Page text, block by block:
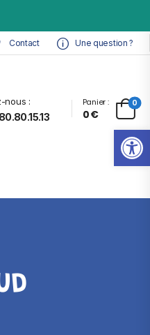
Contact Une question ?
nous : Panier :
0€
0